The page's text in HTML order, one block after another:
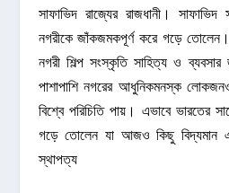
সাফাভিদ রাজ্যের রাজধানী।
নগরীকে জাঁকজমকপূর্ণ করে গড়ে
নগরী শিল্প সংস্কৃতি সাহিত্য ও
পাশাপাশি নগরের আধুনিকমনস্ক
বিশ্বে পরিচিতি পায়। এভাবে ভারতের
গড়ে তোলেন যা আজও কিছু বিদ্যমান
স্থাপত্য